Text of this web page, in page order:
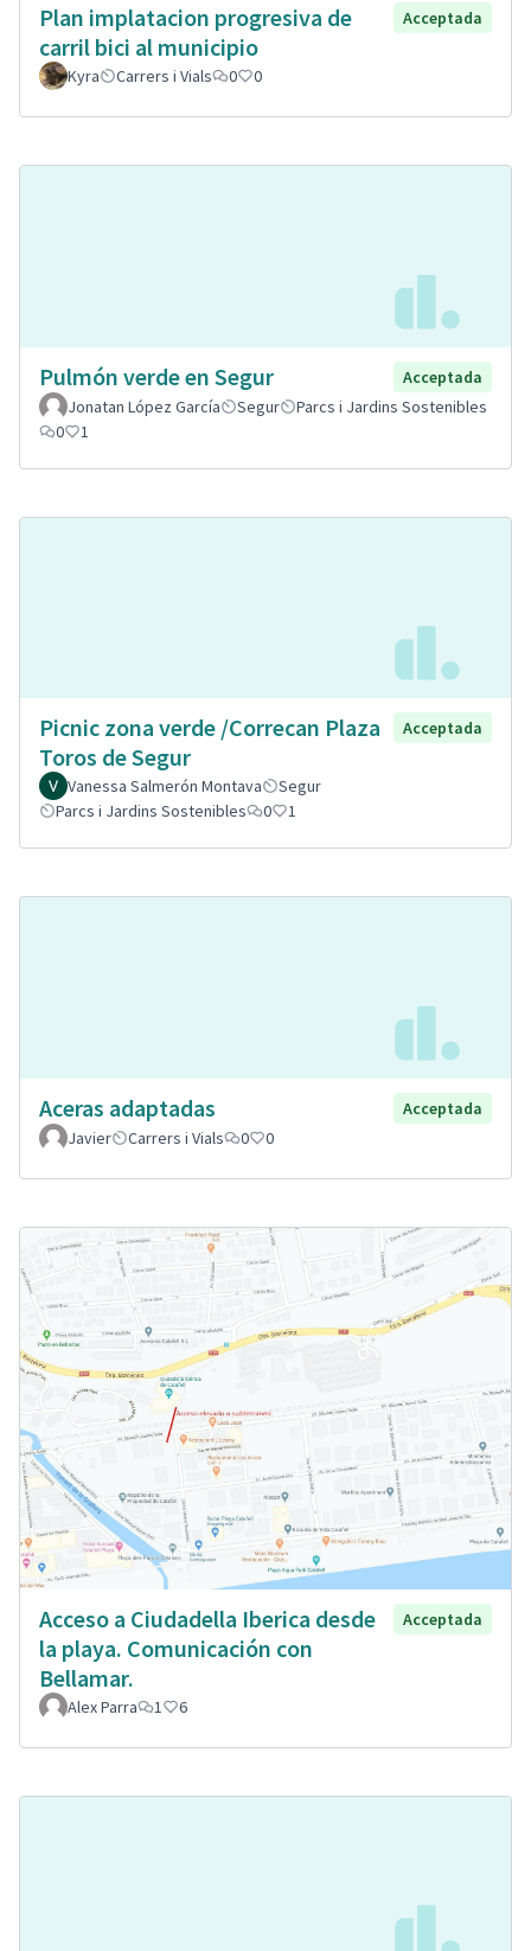
Plan implatacion progresiva de
carril bici al municipio
Acceptada
Kyra Carrers i Vials 0 0
Pulmón verde en Segur
Acceptada
Jonatan López García
Segur
Parcs i Jardins Sostenibles
0
1
Picnic zona verde /Correcan Plaza
Toros de Segur
Acceptada
Vanessa Salmerón Montava
Segur
Parcs i Jardins Sostenibles
0 1
Aceras adaptadas
Acceptada
Javier
Carrers i Vials 0 0
Acceso a Ciudadella Iberica desde
la playa. Comunicación con
Bellamar.
Acceptada
Alex Parra 1 6